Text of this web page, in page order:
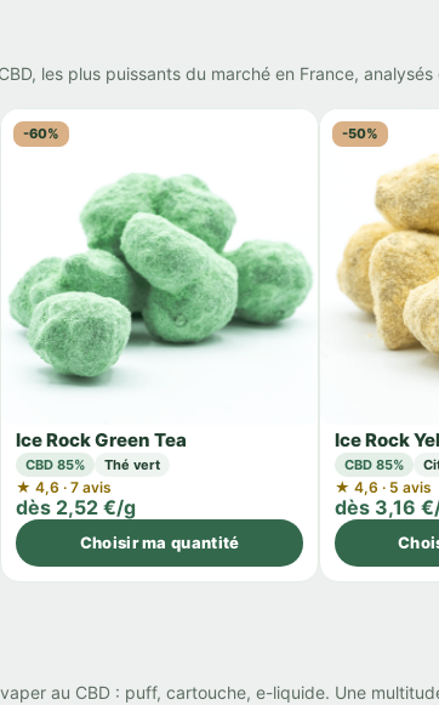
les plus puissants du marché en France,
-60%
Ice Rock Green Tea
CBD 85% Thé vert
★ 4,6 · 7 avis
dès 2,52 €/g
Choisir ma quantité
-50%
Ice Rock
CBD 85%
★ 4,6 · 5 avis
dès 3,16
au CBD : puff, cartouche, e-liquide. Une